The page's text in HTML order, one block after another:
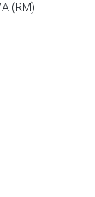
(RM)